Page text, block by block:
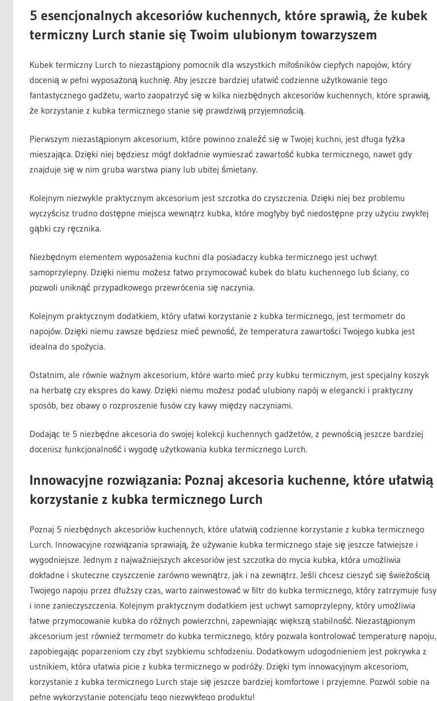
5 esencjonalnych akcesoriów kuchennych, które sprawią, że kubek
termiczny Lurch stanie się Twoim ulubionym towarzyszem
Kubek termiczny Lurch to niezastąpiony pomocnik dla wszystkich miłośników ciepłych napojów, który
docenią w pełni wyposażoną kuchnię. Aby jeszcze bardziej ułatwić codzienne użytkowanie tego
fantastycznego gadżetu, warto zaopatrzyć się w kilka niezbędnych akcesoriów kuchennych, które sprawią,
że korzystanie z kubka termicznego stanie się prawdziwą przyjemnością.
Pierwszym niezastąpionym akcesorium, które powinno znaleźć się w Twojej kuchni, jest długa łyżka
mieszająca. Dzięki niej będziesz mógł dokładnie wymieszać zawartość kubka termicznego, nawet gdy
znajduje się w nim gruba warstwa piany lub ubitej śmietany.
Kolejnym niezwykle praktycznym akcesorium jest szczotka do czyszczenia. Dzięki niej bez problemu
wyczyścisz trudno dostępne miejsca wewnątrz kubka, które mogłyby być niedostępne przy użyciu zwykłej
gąbki czy ręcznika.
Niezbędnym elementem wyposażenia kuchni dla posiadaczy kubka termicznego jest uchwyt
samoprzylepny. Dzięki niemu możesz łatwo przymocować kubek do blatu kuchennego lub ściany, co
pozwoli uniknąć przypadkowego przewrócenia się naczynia.
Kolejnym praktycznym dodatkiem, który ułatwi korzystanie z kubka termicznego, jest termometr do
napojów. Dzięki niemu zawsze będziesz mieć pewność, że temperatura zawartości Twojego kubka jest
idealna do spożycia.
Ostatnim, ale równie ważnym akcesorium, które warto mieć przy kubku termicznym, jest specjalny koszyk
na herbatę czy ekspres do kawy. Dzięki niemu możesz podać ulubiony napój w elegancki i praktyczny
sposób, bez obawy o rozproszenie fusów czy kawy między naczyniami.
Dodając te 5 niezbędne akcesoria do swojej kolekcji kuchennych gadżetów, z pewnością jeszcze bardziej
docenisz funkcjonalność i wygodę użytkowania kubka termicznego Lurch.
Innowacyjne rozwiązania: Poznaj akcesoria kuchenne, które ułatwią
korzystanie z kubka termicznego Lurch
Poznaj 5 niezbędnych akcesoriów kuchennych, które ułatwią codzienne korzystanie z kubka termicznego
Lurch. Innowacyjne rozwiązania sprawiają, że używanie kubka termicznego staje się jeszcze łatwiejsze i
wygodniejsze. Jednym z najważniejszych akcesoriów jest szczotka do mycia kubka, która umożliwia
dokładne i skuteczne czyszczenie zarówno wewnątrz, jak i na zewnątrz. Jeśli chcesz cieszyć się świeżością
Twojego napoju przez dłuższy czas, warto zainwestować w filtr do kubka termicznego, który zatrzymuje fusy
i inne zanieczyszczenia. Kolejnym praktycznym dodatkiem jest uchwyt samoprzylepny, który umożliwia
łatwe przymocowanie kubka do różnych powierzchni, zapewniając większą stabilność. Niezastąpionym
akcesorium jest również termometr do kubka termicznego, który pozwala kontrolować temperaturę napoju,
zapobiegając poparzeniom czy zbyt szybkiemu schłodzeniu. Dodatkowym udogodnieniem jest pokrywka z
ustnikiem, która ułatwia picie z kubka termicznego w podróży. Dzięki tym innowacyjnym akcesoriom,
korzystanie z kubka termicznego Lurch staje się jeszcze bardziej komfortowe i przyjemne. Pozwól sobie na
pełne wykorzystanie potencjału tego niezwykłego produktu!